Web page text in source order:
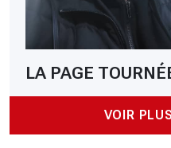
LA PAGE
VOIR